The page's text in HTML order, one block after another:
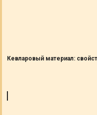
Кевларовый материал: